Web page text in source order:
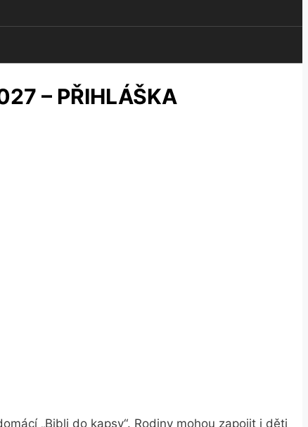
– PŘIHLÁŠKA
„Bibli do kapsy“. Rodiny mohou zapojit i děti